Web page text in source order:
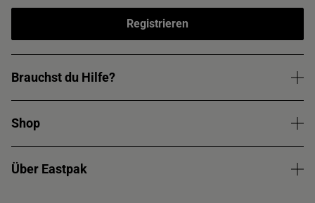
Registrieren
Brauchst du Hilfe?
Shop
Über Eastpak